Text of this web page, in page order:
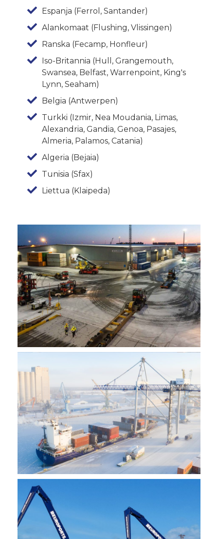
Espanja (Ferrol, Santander)
Alankomaat (Flushing, Vlissingen)
Ranska (Fecamp, Honfleur)
Iso-Britannia (Hull, Grangemouth,
Swansea, Belfast, Warrenpoint, King's
Lynn, Seaham)
Belgia (Antwerpen)
Turkki (Izmir, Nea Moudania, Limas,
Alexandria, Gandia, Genoa, Pasajes,
Almeria, Palamos, Catania)
Algeria (Bejaia)
Tunisia (Sfax)
Liettua (Klaipeda)